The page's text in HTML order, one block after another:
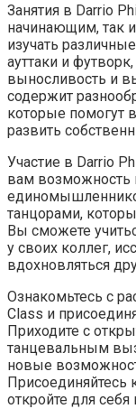
Занятия в Darrio
начинающим, так
изучать
ауттаки и
выносливость и
содержит
которые помогут
развить
Участие в Darrio
вам возможность
танцорами,
Вы сможете
у своих коллег,
вдохновляться
Ознакомьтесь с
Class и
Приходите с
танцевальным
новые
Присоединяйтесь
откройте для